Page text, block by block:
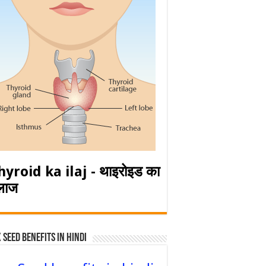
ka ilaj - थाइरोइड का
Seed Benefits in hindi